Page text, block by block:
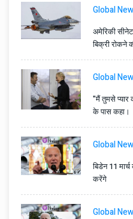
Global
अमेरिकी
बिक्री रोकने
Global
"मैं तुमसे प्यार
के पास कहा।
Global
बिडेन 11
करेंगे
Global